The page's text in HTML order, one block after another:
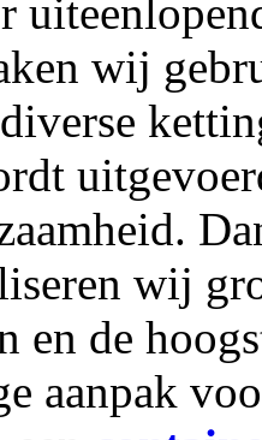
wij
wij
en de
aanpak